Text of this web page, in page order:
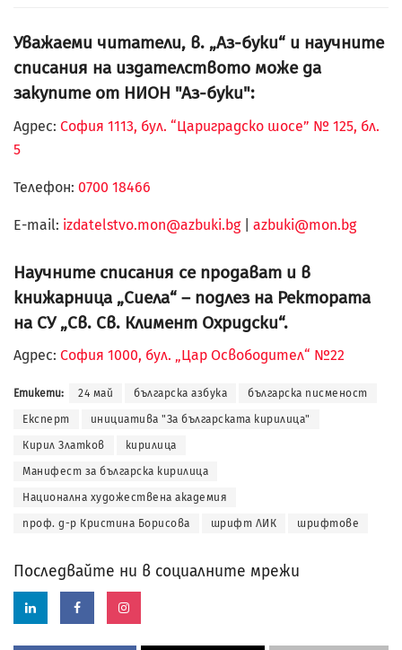
Уважаеми читатели, в. „Аз-буки“ и научните
списания на издателството може да
закупите от НИОН "Аз-буки":
Адрес: София 1113, бул. “Цариградско шосе” № 125, бл.
5
Телефон: 0700 18466
Е-mail: izdatelstvo.mon@azbuki.bg| azbuki@mon.bg
Научните списания се продават и в
книжарница „Сиела“ – подлез на Ректората
на СУ „Св. Св. Климент Охридски“.
Адрес: София 1000, бул. „Цар Освободител“ №22
Етикети: 24 май българска азбука българска писменост
Експерт инициатива "За българската кирилица"
Кирил Златков кирилица
Манифест за българска кирилица
Национална художествена академия
проф. д-р Кристина Борисова шрифт ЛИК шрифтове
Последвайте ни в социалните мрежи